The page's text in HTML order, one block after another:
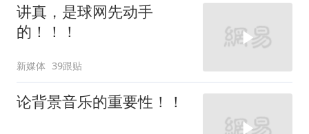
讲真，是球网先动手
的！！！
新媒体 39跟贴
论背景音乐的重要性！！